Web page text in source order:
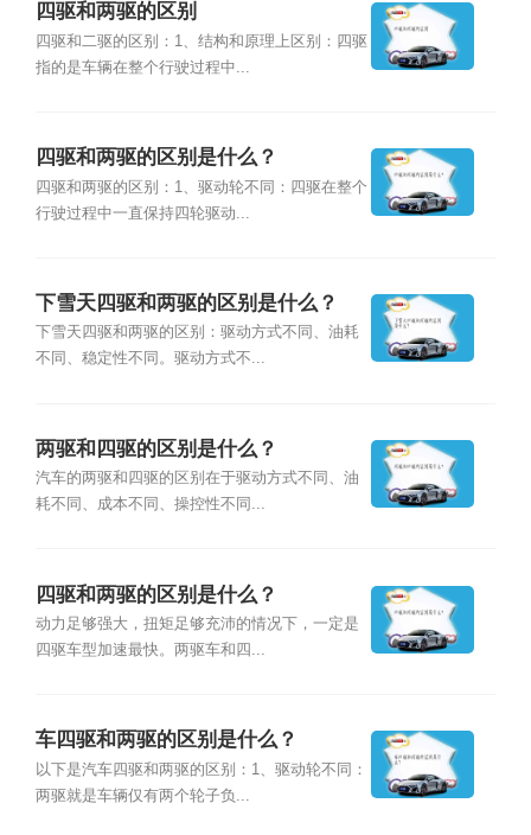
四驱和两驱的区别
四驱和二驱的区别：1、结构和原理上区别：四驱
指的是车辆在整个行驶过程中...
四驱和两驱的区别是什么？
四驱和两驱的区别：1、驱动轮不同：四驱在整个
行驶过程中一直保持四轮驱动...
下雪天四驱和两驱的区别是什么？
下雪天四驱和两驱的区别：驱动方式不同、油耗
不同、稳定性不同。驱动方式不...
两驱和四驱的区别是什么？
汽车的两驱和四驱的区别在于驱动方式不同、油
耗不同、成本不同、操控性不同...
四驱和两驱的区别是什么？
动力足够强大，扭矩足够充沛的情况下，一定是
四驱车型加速最快。两驱车和四...
车四驱和两驱的区别是什么？
以下是汽车四驱和两驱的区别：1、驱动轮不同：
两驱就是车辆仅有两个轮子负...